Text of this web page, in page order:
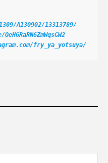
A130902/13313789/
fry_ya_yotsuya/